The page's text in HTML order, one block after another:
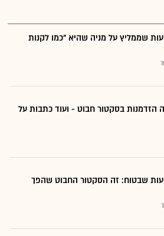
שממליץ על מניה שהיא "כמו לקנות
הזדמנות בסקטור חבוט - ועוד כתבות על
שבטוח: זה הסקטור החבוט שהפך